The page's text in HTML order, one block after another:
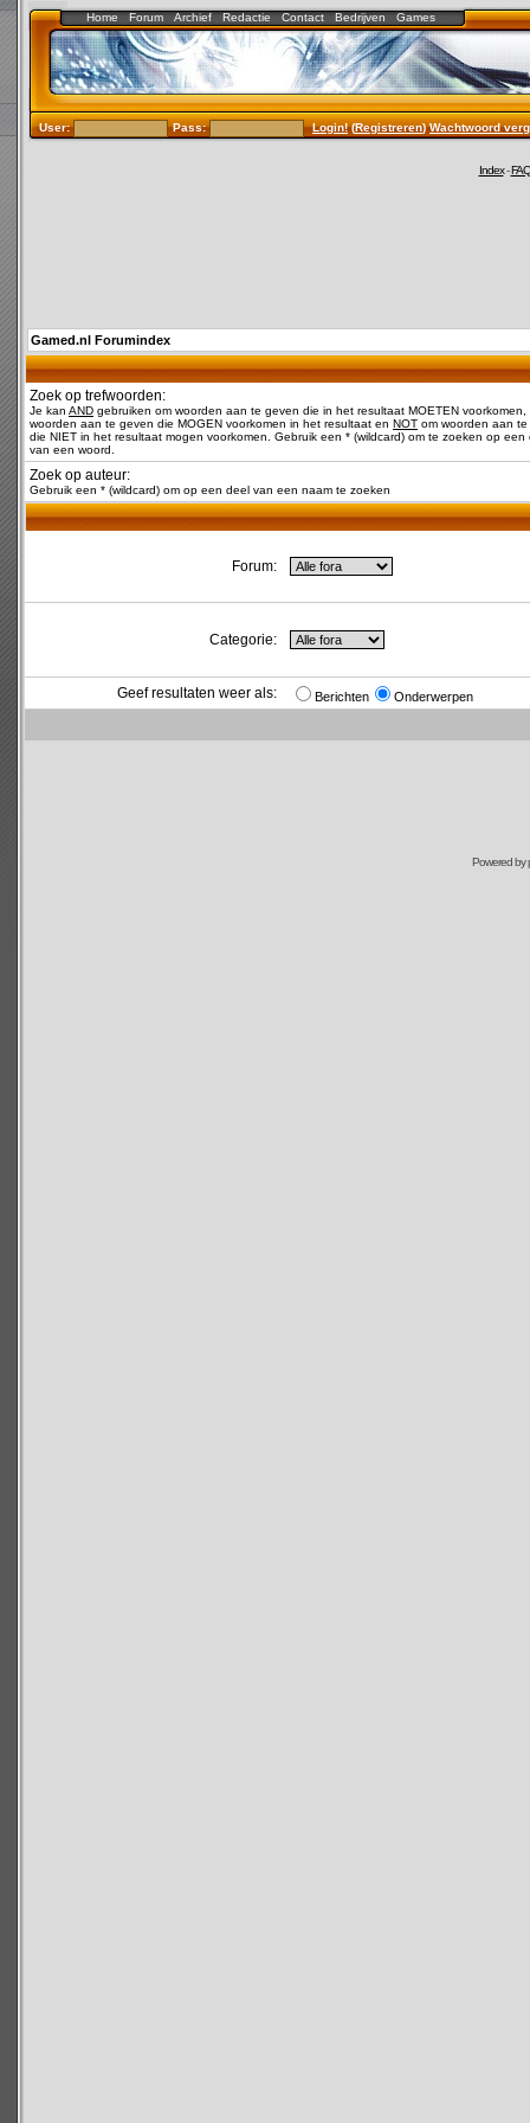
Home Forum Archief Redactie Contact Bedrijven Games
User: Pass: Login!(Registreren)Wachtwoord
Index-FAQ
Gamed.nl Forumindex
Zoek op trefwoorden:
Je kan AND gebruiken om woorden aan te geven die in het resultaat MOETEN voorkomen,
woorden aan te geven die MOGEN voorkomen in het resultaat en NOT om woorden aan
die NIET in het resultaat mogen voorkomen. Gebruik een * (wildcard) om te zoeken op een
van een woord.
Zoek op auteur:
Gebruik een * (wildcard) om op een deel van een naam te zoeken
Forum:
Categorie:
Geef resultaten weer als: Berichten Onderwerpen
Powered by